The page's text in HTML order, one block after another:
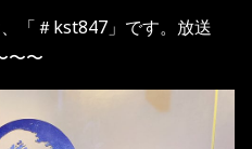
「＃kst847」です。放送
〜〜